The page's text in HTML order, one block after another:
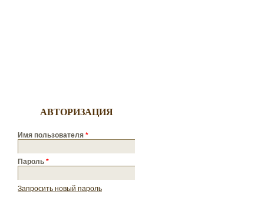
АВТОРИЗАЦИЯ
Имя пользователя *
Пароль *
Запросить новый пароль